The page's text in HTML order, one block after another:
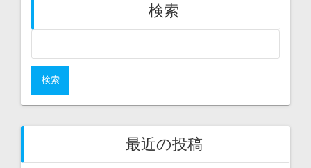
検索
最近の投稿